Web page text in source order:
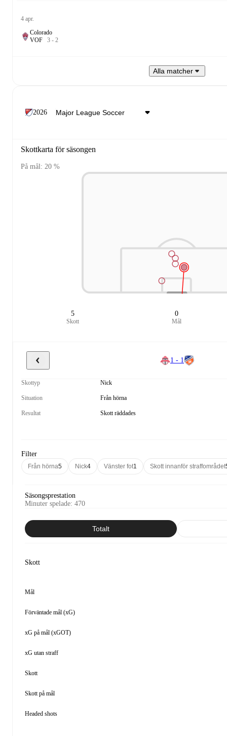
4 apr.
Colorado
VOF 3 - 2
Alla matcher
2026
Skottkarta för säsongen
På mål: 20 %
5
Skott
0
Mål
1 - 1
Skottyp Nick
Situation Från hörna
Resultat Skott räddades
Filter
Från hörna5 Nick4 Vänster fot1 Skott innanför straffområdet
Säsongsprestation
Minuter spelade: 470
Totalt
Skott
Mål
Förväntade mål (xG)
xG på mål (xGOT)
xG utan straff
Skott
Skott på mål
Headed shots